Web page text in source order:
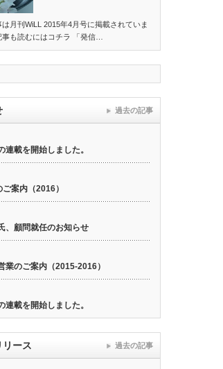
月刊WiLL 2015年4月号に掲載されていま
も読むにはコチラ 「発信…
連載を開始しました。
案内（2016）
、顧問就任のお知らせ
業のご案内（2015-2016）
連載を開始しました。
過去の記事
リース 過去の記事